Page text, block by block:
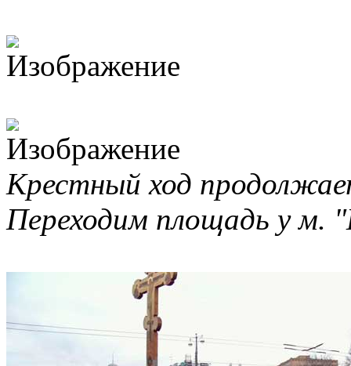
Крестный ход
Переходим площадь у м.